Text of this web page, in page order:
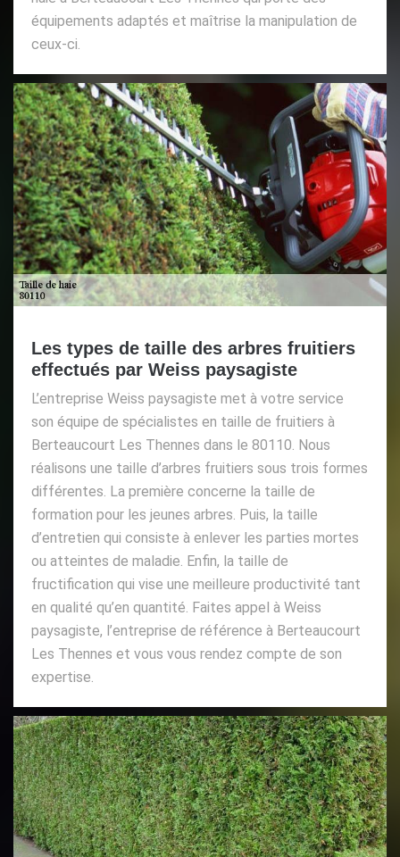
équipements adaptés et maîtrise la manipulation de
ceux-ci.
Les types de taille des arbres fruitiers
effectués par Weiss paysagiste
L’entreprise Weiss paysagiste met à votre service
son équipe de spécialistes en taille de fruitiers à
Berteaucourt Les Thennes dans le 80110. Nous
réalisons une taille d’arbres fruitiers sous trois formes
différentes. La première concerne la taille de
formation pour les jeunes arbres. Puis, la taille
d’entretien qui consiste à enlever les parties mortes
ou atteintes de maladie. Enfin, la taille de
fructification qui vise une meilleure productivité tant
en qualité qu’en quantité. Faites appel à Weiss
paysagiste, l’entreprise de référence à Berteaucourt
Les Thennes et vous vous rendez compte de son
expertise.